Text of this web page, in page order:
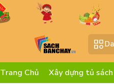
Trang Chủ Xây dựng tủ